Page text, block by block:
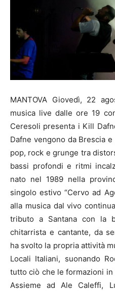
MANTOVA Giovedì, 22
musica live dalle ore 19
Ceresoli presenta i Kill
Dafne vengono da Brescia
pop, rock e grunge tra
bassi profondi e ritmi
nato nel 1989 nella
singolo estivo “Cervo ad
alla musica dal vivo
tributo a Santana con la
chitarrista e cantante, da
ha svolto la propria attività
Locali Italiani, suonando
tutto ciò che le formazioni
Assieme ad Ale Caleffi,